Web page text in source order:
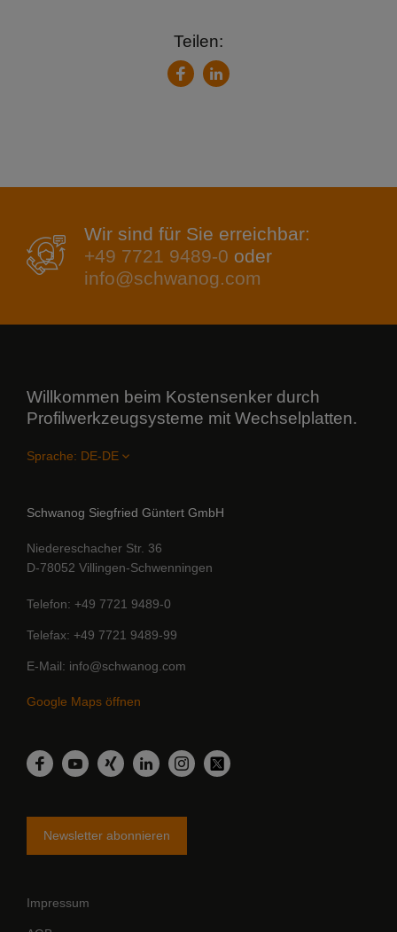
Teilen:
FacebookLinkedIn
Wir sind für Sie erreichbar:
+49 7721 9489-0 oder
info@schwanog.com
Willkommen beim Kostensenker durch
Profilwerkzeugsysteme mit Wechselplatten.
Sprache:
Schwanog Siegfried Güntert GmbH
Niedereschacher Str. 36
D-78052 Villingen-Schwenningen
Telefon +49 7721 9489-0
Telefax +49 7721 9489-99
E-Mail info@schwanog.com
Google Maps öffnen
Facebook
YouTubeXing LinkedInInstagram
Twitter
Newsletter abonnieren
Impressum